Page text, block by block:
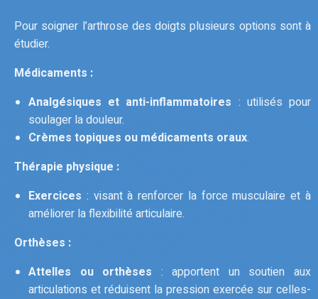
Pour soigner l’arthrose des doigts plusieurs options sont à
étudier.
Médicaments :
Analgésiques et anti-inflammatoires : utilisés pour
soulager la douleur.
Crèmes topiques ou médicaments oraux.
Thérapie physique :
Exercices : visant à renforcer la force musculaire et à
améliorer la flexibilité articulaire.
Orthèses :
Attelles ou orthèses : apportent un soutien aux
articulations et réduisent la pression exercée sur celles-